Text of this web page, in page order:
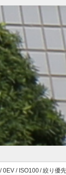
0EV / ISO100 / 絞り優